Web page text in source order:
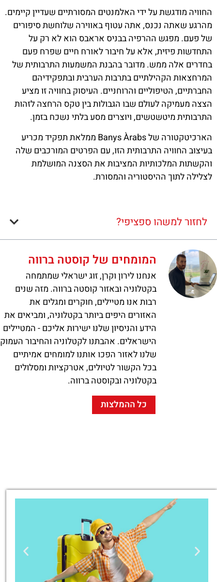
החוויה מודגשת על ידי האלמנטים המסורתיים שעדיין קיימים.
מהרגע שאתה נכנס, אתה עטוף באווירה שלוחשת סיפורים
של פעם. מפגש ההרפיה בבניס אראבס הוא לא רק על
התחדשות פיזית, אלא על חיבור לאורח חיים שפרח פעם
בחדרים אלה ממש. מדובר בהבנת המשמעות התרבותית של
המרחצאות הקהילתיים בתרבות הערבית ובתפקידיהם
החברתיים, הטיפוליים והרוחניים. העיסוק בחוויה זו מציע
הצצה מעמיקה לעולם שבו הגבולות בין טקס הרחצה לזהות
התרבותית מיטשטשים, ויוצרים מסע בלתי נשכח בזמן.
הארכיטקטורה של Banys Àrabs ממלאת תפקיד מכריע
בעיצוב החוויה התרבותית הזו, עם הפרטים המורכבים שלה
והקשתות המלכותיות המציבות את הסצנה המושלמת
לצלילה לתוך ההיסטוריה והמסורת.
לחזור למשהו ספציפי?
המומחים של קוסטה ברווה
אנחנו לירון וקרן, זוג ישראלי שמתמחה
בקטלוניה ובאזור קוסטה ברווה. מזה שנים
רבות אנו מטיילים, חוקרים ומגלים את
האזורים היפים ביותר בקטלוניה, ומביאים את
הידע והניסיון שלנו ישירות אליכם - המטיילים
הישראלים. אהבתנו לקטלוניה והחיבור העמוק
שלנו לאזור הפכו אותנו למומחים אמיתיים
בכל הקשור לטיולים, אטרקציות ומסלולים
בקטלוניה ובקוסטה ברווה.
כל ההמלצות